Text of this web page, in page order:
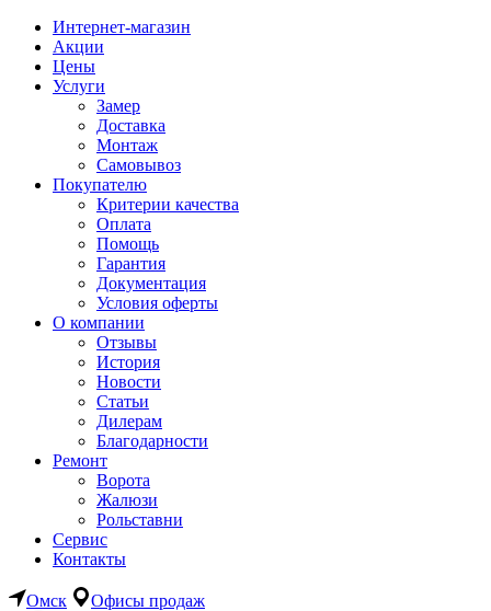
Интернет-магазин
Акции
Цены
Услуги
Замер
Доставка
Монтаж
Самовывоз
Покупателю
Критерии качества
Оплата
Помощь
Гарантия
Документация
Условия оферты
О компании
Отзывы
История
Новости
Статьи
Дилерам
Благодарности
Ремонт
Ворота
Жалюзи
Рольставни
Сервис
Контакты
Омск Офисы продаж